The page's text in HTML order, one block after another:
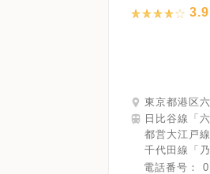
3.9
東京都港区
日比谷線「
都営大江戸
千代田線「
電話番号：